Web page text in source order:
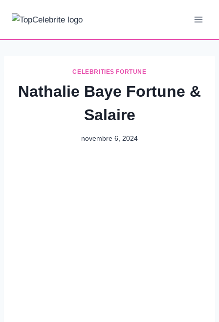
CELEBRITIES FORTUNE
Nathalie Baye Fortune &
Salaire
novembre 6, 2024